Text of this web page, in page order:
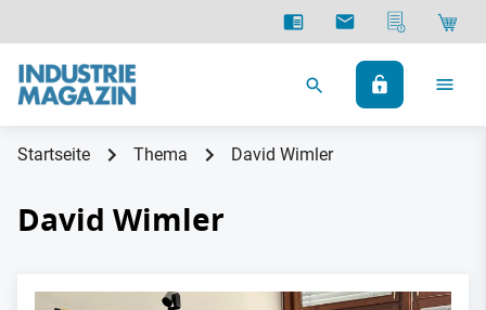
Startseite Thema David Wimler
David Wimler